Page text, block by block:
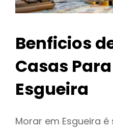
Benficios
Casas
Esgueira
Morar em Esgueira